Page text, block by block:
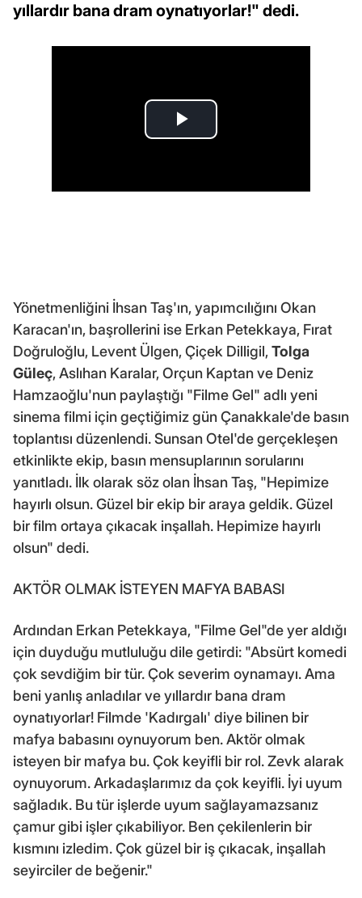
yıllardır bana dram oynatıyorlar!" dedi.
Yönetmenliğini İhsan Taş'ın, yapımcılığını Okan
Karacan'ın, başrollerini ise Erkan Petekkaya, Fırat
Doğruloğlu, Levent Ülgen, Çiçek Dilligil,Tolga
Güleç, Aslıhan Karalar, Orçun Kaptan ve Deniz
Hamzaoğlu'nun paylaştığı "Filme Gel" adlı yeni
sinema filmi için geçtiğimiz gün Çanakkale'de basın
toplantısı düzenlendi. Sunsan Otel'de gerçekleşen
etkinlikte ekip, basın mensuplarının sorularını
yanıtladı. İlk olarak söz olan İhsan Taş, "Hepimize
hayırlı olsun. Güzel bir ekip bir araya geldik. Güzel
bir film ortaya çıkacak inşallah. Hepimize hayırlı
olsun" dedi.
AKTÖR OLMAK İSTEYEN MAFYA BABASI
Ardından Erkan Petekkaya, "Filme Gel"de yer aldığı
için duyduğu mutluluğu dile getirdi: "Absürt komedi
çok sevdiğim bir tür. Çok severim oynamayı. Ama
beni yanlış anladılar ve yıllardır bana dram
oynatıyorlar! Filmde 'Kadırgalı' diye bilinen bir
mafya babasını oynuyorum ben. Aktör olmak
isteyen bir mafya bu. Çok keyifli bir rol. Zevk alarak
oynuyorum. Arkadaşlarımız da çok keyifli. İyi uyum
sağladık. Bu tür işlerde uyum sağlayamazsanız
çamur gibi işler çıkabiliyor. Ben çekilenlerin bir
kısmını izledim. Çok güzel bir iş çıkacak, inşallah
seyirciler de beğenir."